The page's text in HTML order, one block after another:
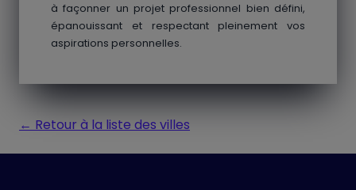
à façonner un projet professionnel bien défini,
épanouissant et respectant pleinement vos
aspirations personnelles.
← Retour à la liste des villes